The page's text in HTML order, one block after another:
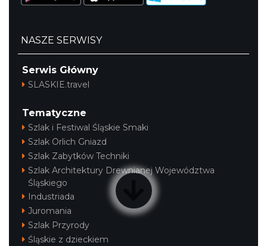
NASZE SERWISY
Serwis Główny
SLASKIE.travel
Tematyczne
Szlak i Festiwal Śląskie Smaki
Szlak Orlich Gniazd
Szlak Zabytków Techniki
Szlak Architektury Drewnianej Województwa
Śląskiego
Industriada
Juromania
Szlak Przyrody
Śląskie z dzieckiem